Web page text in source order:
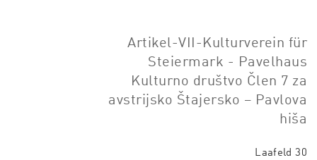
Artikel-VII-Kulturverein für
Steiermark - Pavelhaus
Kulturno društvo Člen 7 za
avstrijsko Štajersko – Pavlova
hiša
Laafeld 30